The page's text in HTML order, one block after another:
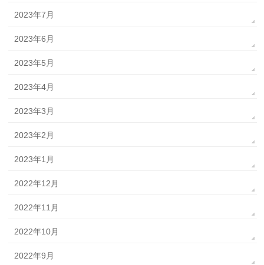
2023年7月
2023年6月
2023年5月
2023年4月
2023年3月
2023年2月
2023年1月
2022年12月
2022年11月
2022年10月
2022年9月